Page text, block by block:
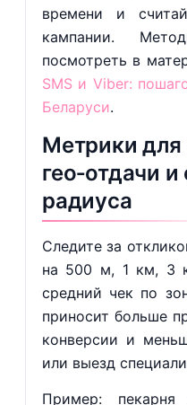
времени и
кампании.
посмотреть в
SMS и Viber:
Беларуси.
Метрики для
гео‑отдачи
радиуса
Следите за
на 500 м, 1 км, 3
средний чек по
приносит больше
конверсии и
или выезд
Пример: